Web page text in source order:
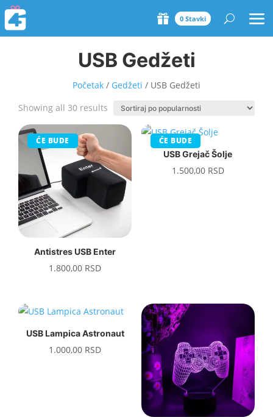
0 Stavki
USB Gedžeti
Početak / Gedžeti / USB Gedžeti
Showing all 30 results Sorted
popularity
ĆE BUDE
Antistres USB Enter
1.800,00 RSD
ĆE BUDE
USB Grejač Šolje
1.500,00 RSD
USB Lampica Astronaut
1.000,00 RSD